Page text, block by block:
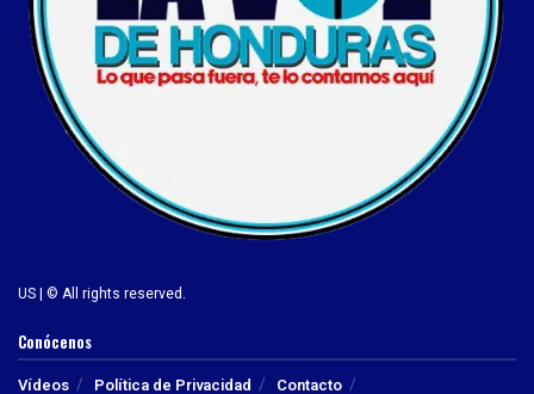
US | © All rights reserved.
Conócenos
Vídeos Política de Privacidad Contacto